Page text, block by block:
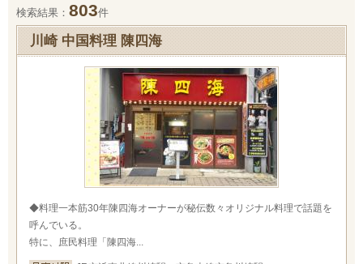
検索結果： 803件
川崎 中国料理 陳四海
◆料理一本筋30年陳四海オーナーが秘伝数々オリジナル料理で話題を
呼んでいる。
特に、庶民料理「陳四海...